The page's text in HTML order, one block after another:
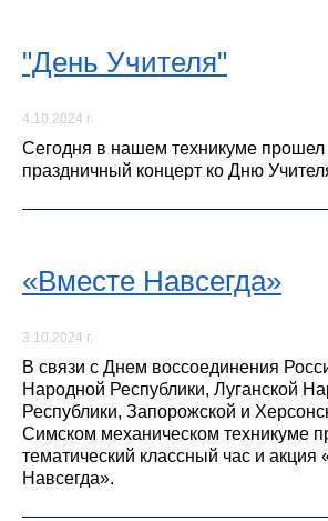
"День Учителя"
4.10.2024 г.
Сегодня в нашем техникуме прошел
праздничный концерт ко Дню
«Вместе Навсегда»
3.10.2024 г.
В связи с Днем воссоединения
Народной Республики, Луганской
Республики, Запорожской и
Симском механическом техникуме
тематический классный час и акция
Навсегда».